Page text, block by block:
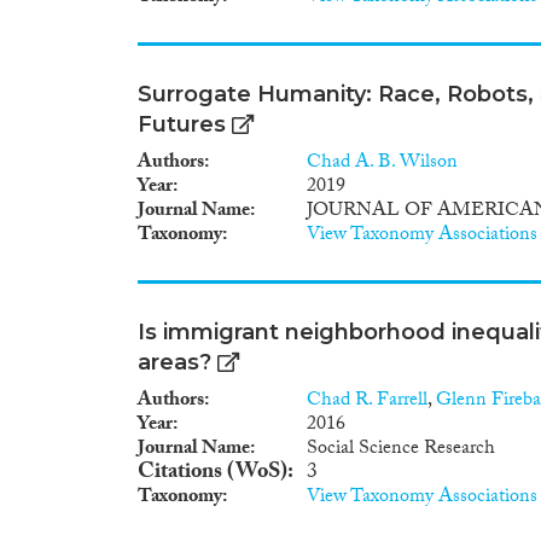
nécessité de poursuivre la
experienced political
and international acts. At the
and multilateral agreements
part, come back to the
instructions allow foreign
goal noted above. One type
sent to study abroad, but
their national Community.
families driven out of the
general, they make up the
the front line and they only
grips with it. No general and
have not yet learnt the
this reason research must
Surrogate Humanity: Race,
Futures
Authors Chad A. B. Wilson
Year 2019
Journal Name JOURNAL OF
Taxonomy View Taxonomy Associations
Is immigrant neighborhood
areas?
Authors Chad R. Farrell,Glenn
Year 2016
Journal Name Social Science Research
Citations (WoS) 3
Taxonomy View Taxonomy Associations